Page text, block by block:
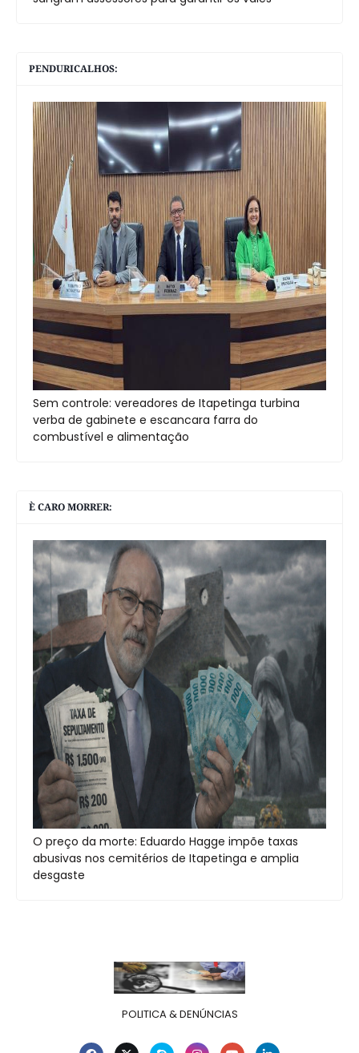
PENDURICALHOS:
Sem controle: vereadores de Itapetinga turbina
verba de gabinete e escancara farra do
combustível e alimentação
È CARO MORRER:
O preço da morte: Eduardo Hagge impõe taxas
abusivas nos cemitérios de Itapetinga e amplia
desgaste
POLITICA & DENÚNCIAS